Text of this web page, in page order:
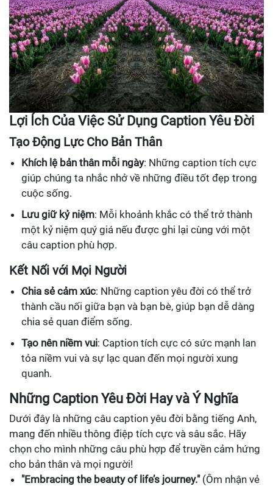
Lợi Ích Của Việc Sử Dụng Caption Yêu Đời
Tạo Động Lực Cho Bản Thân
Khích lệ bản thân mỗi ngày: Những caption tích cực
giúp chúng ta nhắc nhở về những điều tốt đẹp trong
cuộc sống.
Lưu giữ kỷ niệm: Mỗi khoảnh khắc có thể trở thành
một kỷ niệm quý giá nếu được ghi lại cùng với một
câu caption phù hợp.
Kết Nối với Mọi Người
Chia sẻ cảm xúc: Những caption yêu đời có thể trở
thành cầu nối giữa bạn và bạn bè, giúp bạn dễ dàng
chia sẻ quan điểm sống.
Tạo nên niềm vui: Caption tích cực có sức mạnh lan
tỏa niềm vui và sự lạc quan đến mọi người xung
quanh.
Những Caption Yêu Đời Hay và Ý Nghĩa
Dưới đây là những câu caption yêu đời bằng tiếng Anh,
mang đến nhiều thông điệp tích cực và sâu sắc. Hãy
chọn cho mình những câu phù hợp để truyền cảm hứng
cho bản thân và mọi người!
"Embracing the beauty of life’s journey."(Ôm nhận vẻ